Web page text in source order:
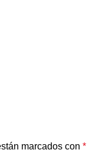
marcados con *